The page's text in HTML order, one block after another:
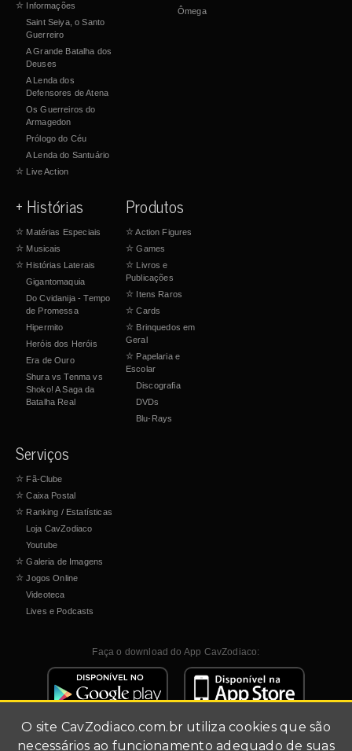
☆ Informações
Saint Seiya, o Santo
Guerreiro
A Grande Batalha dos
Deuses
A Lenda dos
Defensores de Atena
Os Guerreiros do
Armagedon
Prólogo do Céu
A Lenda do Santuário
☆ Live Action
Ômega
+ Histórias
☆ Matérias Especiais
☆ Musicais
☆ Histórias Laterais
Gigantomaquia
Do Cvidanija - Tempo
de Promessa
Hipermito
Heróis dos Heróis
Era de Ouro
Shura vs Tenma vs
Shoko! A Saga da
Batalha Real
Produtos
☆Action Figures
☆ Games
☆ Livros e
Publicações
☆ Itens Raros
☆ Cards
☆ Brinquedos em
Geral
☆ Papelaria e
Escolar
Discografia
DVDs
Blu-Rays
Serviços
☆ Fã-Clube
☆ Caixa Postal
☆ Ranking / Estatísticas
Loja CavZodiaco
Youtube
☆ Galeria de Imagens
☆ Jogos Online
Videoteca
Lives e Podcasts
Faça o download do App CavZodiaco:
O site CavZodiaco.com.br utiliza cookies que são
necessários ao funcionamento adequado de suas